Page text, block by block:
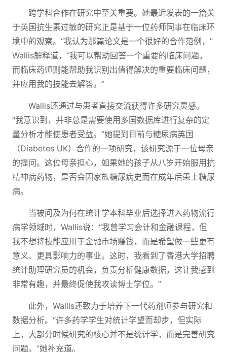
跨学科合作在研究中至关重要。她最近发表的一篇关
于英国抗生素过敏的研究正是基于一位药师同事在临床环
境中的观察。“我认为那篇论文是一个很好的合作范例，”
Wallis解释道，“我可以帮助回答一个重要的临床问题，
而临床药师则能帮助我识别出值得解决的重要临床问题，
并应用我的技能去解答。”
Wallis还通过与患者直接交流获得许多研究灵感。
“我意识到，并非总是需要使用多国数据库进行复杂的定
量分析才能使患者受益。”她提到目前与糖尿病英国
（Diabetes UK）合作的一项研究，该研究源于一位母亲
的提问。这位母亲担心，如果她的孩子从八岁开始服用抗
精神病药物，是否会因家族糖尿病史而在成年后患上糖尿
病。
当被问及为何在统计学本科毕业后选择进入药物流行
病学领域时，Wallis说：“我曾学习会计和金融课程，但
我不想将技能应用于金融市场赚钱，而是希望做一些更有
意义、更具影响力的事业。这时，我看到了香港大学招聘
统计助理研究员的机会，负责分析健康数据，这让我感到
非常有趣，并最终促使我攻读博士学位。”
此外，Wallis还致力于培养下一代药剂师参与研究和
数据分析。“许多药学学生对统计学望而却步，但实际
上，大部分时候研究的核心并不是统计学，而是完善研究
问题。”她补充道。